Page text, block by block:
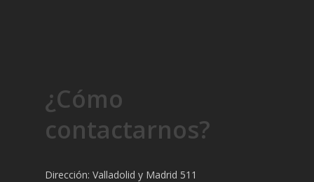
¿Cómo
contactarnos?
Dirección: Valladolid y Madrid 511